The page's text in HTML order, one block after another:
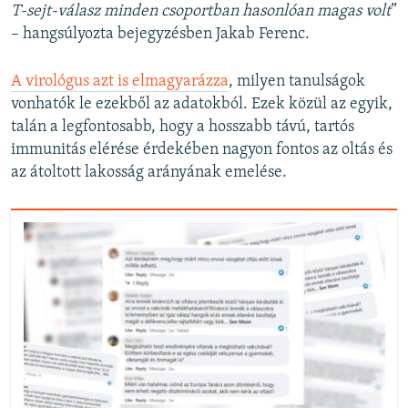
T-sejt-válasz minden csoportban hasonlóan magas volt”
– hangsúlyozta bejegyzésben Jakab Ferenc.
A virológus azt is elmagyarázza, milyen tanulságok
vonhatók le ezekből az adatokból. Ezek közül az egyik,
talán a legfontosabb, hogy a hosszabb távú, tartós
immunitás elérése érdekében nagyon fontos az oltás és
az átoltott lakosság arányának emelése.